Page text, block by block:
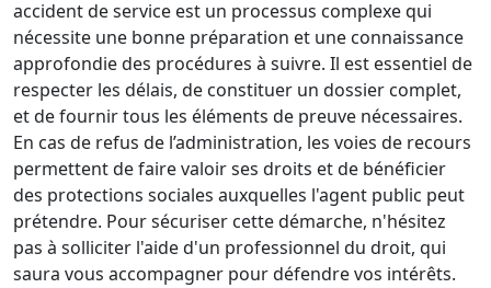
accident de service est un processus complexe qui
nécessite une bonne préparation et une connaissance
approfondie des procédures à suivre. Il est essentiel de
respecter les délais, de constituer un dossier complet,
et de fournir tous les éléments de preuve nécessaires.
En cas de refus de l’administration, les voies de recours
permettent de faire valoir ses droits et de bénéficier
des protections sociales auxquelles l'agent public peut
prétendre. Pour sécuriser cette démarche, n'hésitez
pas à solliciter l'aide d'un professionnel du droit, qui
saura vous accompagner pour défendre vos intérêts.